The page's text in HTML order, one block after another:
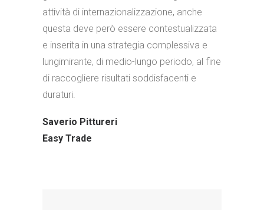
attività di internazionalizzazione, anche
questa deve però essere contestualizzata
e inserita in una strategia complessiva e
lungimirante, di medio-lungo periodo, al fine
di raccogliere risultati soddisfacenti e
duraturi.
Saverio Pittureri
Easy Trade